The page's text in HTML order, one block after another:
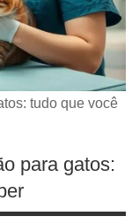
tudo que você
para gatos: